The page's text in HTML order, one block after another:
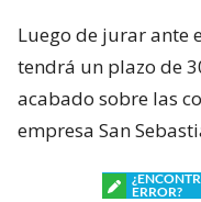
Luego de jurar ante
tendrá un plazo de
acabado sobre las
empresa San
ERROR?